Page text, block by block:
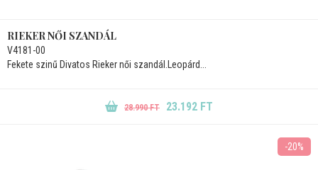
RIEKER NŐI SZANDÁL
V4181-00
Fekete szinű Divatos Rieker női szandál.Leopárd...
28.990 FT 23.192 FT
-20%